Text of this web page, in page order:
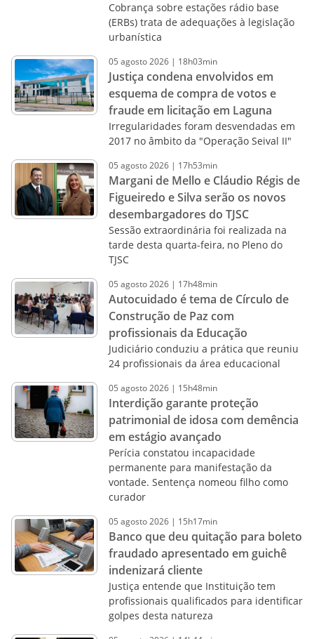
Cobrança sobre estações rádio base
(ERBs) trata de adequações à legislação
urbanística
05 agosto2026 | 18h03min
Justiça condena envolvidos em
esquema de compra de votos e
fraude em licitação em Laguna
Irregularidades foram desvendadas em
2017 no âmbito da "Operação Seival II"
05 agosto2026 | 17h53min
Margani de Mello e Cláudio Régis de
Figueiredo e Silva serão os novos
desembargadores do TJSC
Sessão extraordinária foi realizada na
tarde desta quarta-feira, no Pleno do
TJSC
05 agosto2026 | 17h48min
Autocuidado é tema de Círculo de
Construção de Paz com
profissionais da Educação
Judiciário conduziu a prática que reuniu
24 profissionais da área educacional
05 agosto2026 | 15h48min
Interdição garante proteção
patrimonial de idosa com demência
em estágio avançado
Perícia constatou incapacidade
permanente para manifestação da
vontade. Sentença nomeou filho como
curador
05 agosto2026 | 15h17min
Banco que deu quitação para boleto
fraudado apresentado em guichê
indenizará cliente
Justiça entende que Instituição tem
profissionais qualificados para identificar
golpes desta natureza